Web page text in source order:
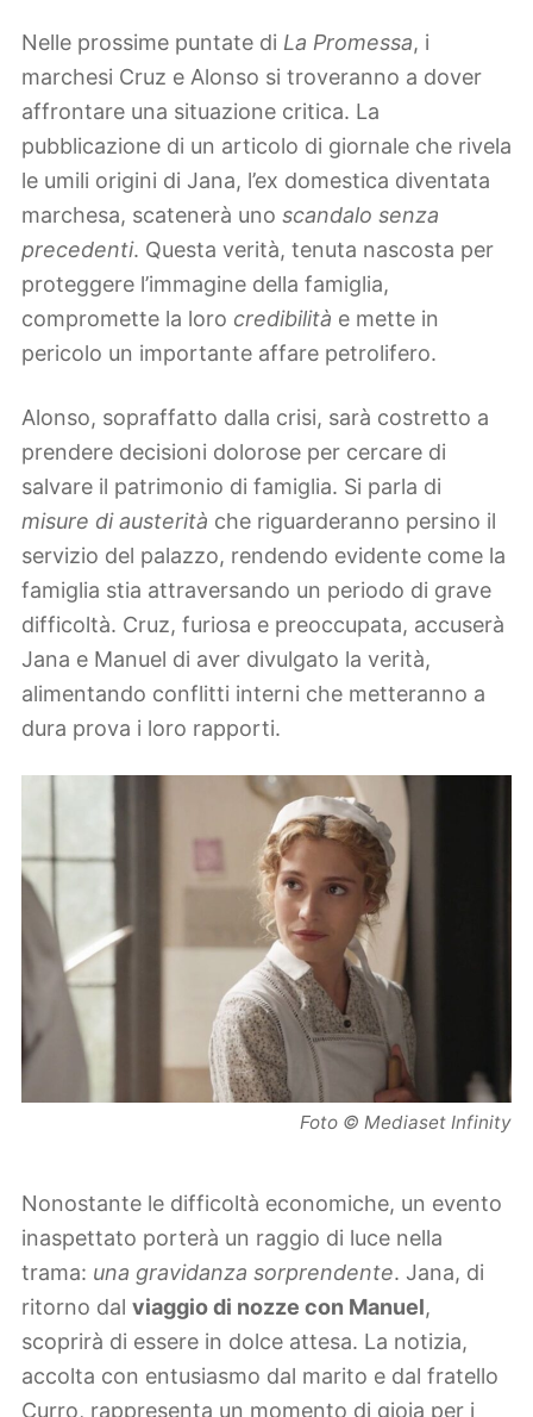
Nelle prossime puntate di La Promessa, i
marchesi Cruz e Alonso si troveranno a dover
affrontare una situazione critica. La
pubblicazione di un articolo di giornale che rivela
le umili origini di Jana, l’ex domestica diventata
marchesa, scatenerà uno scandalo senza
precedenti. Questa verità, tenuta nascosta per
proteggere l’immagine della famiglia,
compromette la loro credibilità e mette in
pericolo un importante affare petrolifero.
Alonso, sopraffatto dalla crisi, sarà costretto a
prendere decisioni dolorose per cercare di
salvare il patrimonio di famiglia. Si parla di
misure di austerità che riguarderanno persino il
servizio del palazzo, rendendo evidente come la
famiglia stia attraversando un periodo di grave
difficoltà. Cruz, furiosa e preoccupata, accuserà
Jana e Manuel di aver divulgato la verità,
alimentando conflitti interni che metteranno a
dura prova i loro rapporti.
Foto © Mediaset Infinity
Nonostante le difficoltà economiche, un evento
inaspettato porterà un raggio di luce nella
trama: una gravidanza sorprendente. Jana, di
ritorno dal viaggio di nozze con Manuel,
scoprirà di essere in dolce attesa. La notizia,
accolta con entusiasmo dal marito e dal fratello
Curro, rappresenta un momento di gioia per i